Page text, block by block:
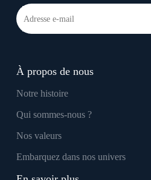
À propos de nous
Notre histoire
Qui sommes-nous ?
Nos valeurs
Embarquez dans nos univers